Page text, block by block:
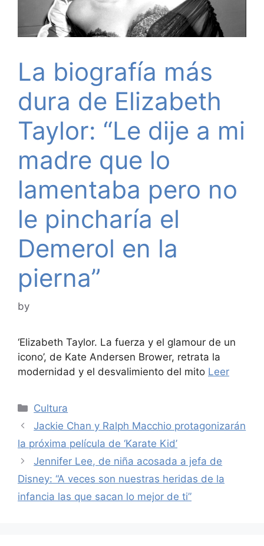
La biografía más
dura de Elizabeth
Taylor: “Le dije a mi
madre que lo
lamentaba pero no
le pincharía el
Demerol en la
pierna”
by
‘Elizabeth Taylor. La fuerza y el glamour de un
icono’, de Kate Andersen Brower, retrata la
modernidad y el desvalimiento del mito Leer
Categories
Cultura
Jackie Chan y Ralph Macchio protagonizarán
la próxima película de ‘Karate Kid’
Jennifer Lee, de niña acosada a jefa de
Disney: “A veces son nuestras heridas de la
infancia las que sacan lo mejor de ti”